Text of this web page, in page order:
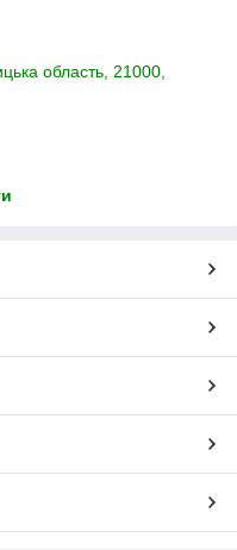
область, 21000,